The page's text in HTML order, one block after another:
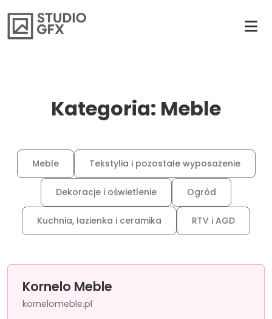
Kategoria: Meble
Meble Tekstylia i pozostałe wyposażenie
Dekoracje i oświetlenie Ogród
Kuchnia, łazienka i ceramika RTV i AGD
Kornelo Meble
kornelomeble.pl